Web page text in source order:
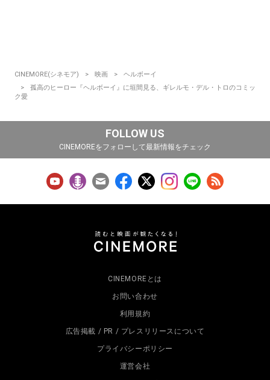
CINEMORE(シネモア) 映画
ヘルボーイ
孤高のヒーロー『ヘルボーイ』に垣間見る、ギレルモ・デル・トロのコミッ
ク愛
FOLLOW US
CINEMOREをフォローして最新情報をチェック
CINEMOREとは
お問い合わせ
利用規約
広告掲載 / PR / プレスリリースについて
プライバシーポリシー
運営会社